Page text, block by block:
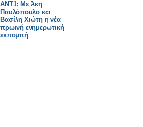
ΑΝΤ1: Με Άκη
Παυλόπουλο και
Βασίλη Χιώτη η νέα
πρωινή ενημερωτική
εκπομπή